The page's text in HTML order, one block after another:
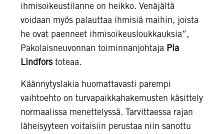
ihmisoikeustilanne on heikko. Venäjältä
voidaan myös palauttaa ihmisiä maihin, joista
he ovat paenneet ihmisoikeusloukkauksia”,
Pakolaisneuvonnan toiminnanjohtaja Pia
Lindforstoteaa.
Käännytyslakia huomattavasti parempi
vaihtoehto on turvapaikkahakemusten käsittely
normaalissa menettelyssä. Tarvittaessa rajan
läheisyyteen voitaisiin perustaa niin sanottu